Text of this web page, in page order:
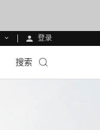
登录
搜索